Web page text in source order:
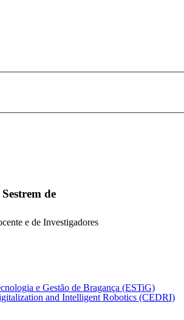
de
e de Investigadores
e Gestão de Bragança (ESTiG)
and Intelligent Robotics (CEDRI)